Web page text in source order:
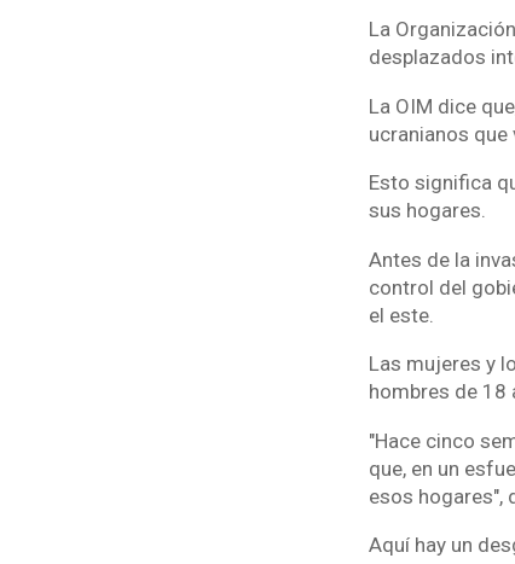
La
desplazados
La OIM dice
ucranianos que
Esto significa
sus hogares.
Antes de la
control del
el este.
Las mujeres y
hombres de 18
"Hace cinco
que, en un
esos hogares",
Aquí hay un